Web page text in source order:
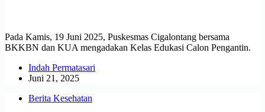
Pada Kamis, 19 Juni 2025, Puskesmas Cigalontang bersama
BKKBN dan KUA mengadakan Kelas Edukasi Calon Pengantin.
Indah Permatasari
Juni 21, 2025
Berita Kesehatan